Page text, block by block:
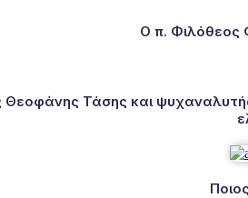
Ο π. Φιλόθεος
Τάσης και